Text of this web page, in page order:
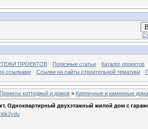
ПРОЕКТОВ Полезные статьи
Каталог проектов
ссылками
Ссылки на сайты строительной тематики
Проекты коттеджей и домов » Кирпичные и каменные дома
Одноквартирный двухэтажный жилой дом с